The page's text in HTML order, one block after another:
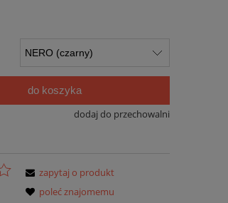
do koszyka
dodaj do przechowalni
zapytaj o produkt
poleć znajomemu